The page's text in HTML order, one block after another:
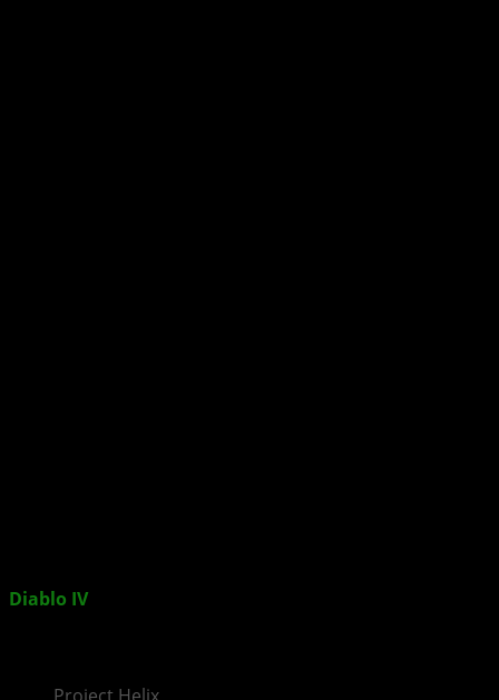
Diablo IV: Adam Miller versieht Kathedrale in